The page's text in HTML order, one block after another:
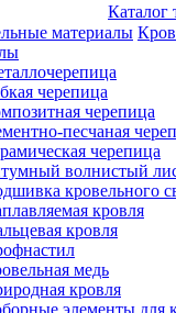
Каталог
черепица
черепица
песчаная
черепица
волнистый
кровельного
кровля
кровля
медь
кровля
элементы для